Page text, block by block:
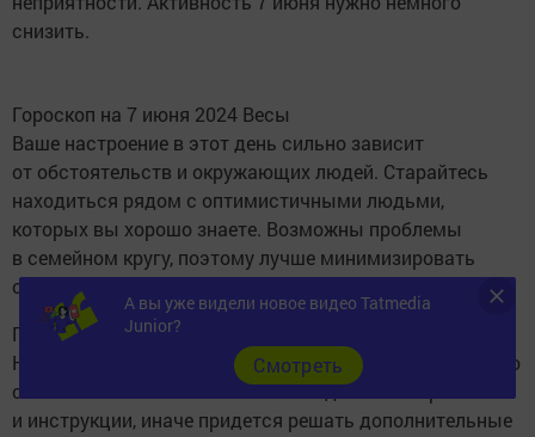
снизить.
Гороскоп на 7 июня 2024 Весы
Ваше настроение в этот день сильно зависит
от обстоятельств и окружающих людей. Старайтесь
находиться рядом с оптимистичными людьми,
которых вы хорошо знаете. Возможны проблемы
в семейном кругу, поэтому лучше минимизировать
общение и провести больше времени в одиночестве.
Гороскоп на 7 июня 2024 Скорпион
Не стоит начинать сегодня новых дел, закончите те, что
скопились на вашем столе. Соблюдайте все правила
и инструкции, иначе придется решать дополнительные
А вы уже видели новое видео Tatmedia
Junior?
Cмотреть